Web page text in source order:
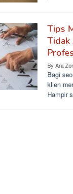
Tips
Tidak
By Ara
Bagi
klien
Hampir